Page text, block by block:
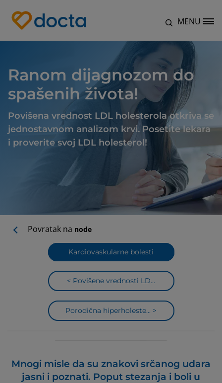
Site Logo MENU
Ranom dijagnozom do
spašenih života!
Povišena vrednost LDL holesterola otkriva se
jednostavnom analizom krvi. Posetite lekara
i proverite svoj LDL holesterol!
Povratak na node
Kardiovaskularne bolesti
< Povišene vrednosti LD...
Porodična hiperholeste... >
Mnogi misle da su znakovi srčanog udara
jasni i poznati. Poput stezanja i boli u